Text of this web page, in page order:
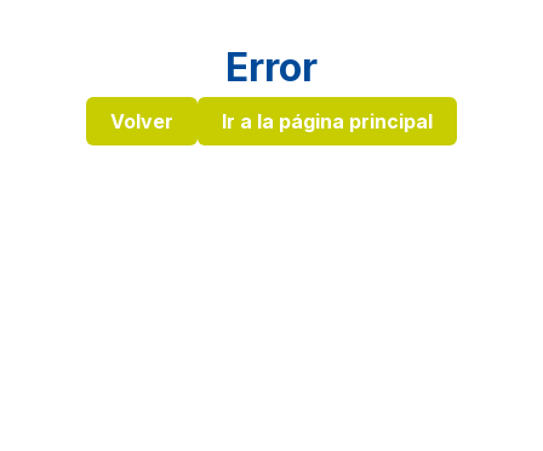
Error
Volver Ir a la página principal